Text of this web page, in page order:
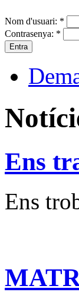
Nom d'usuari: *
Contrasenya: *
Ens
Ens